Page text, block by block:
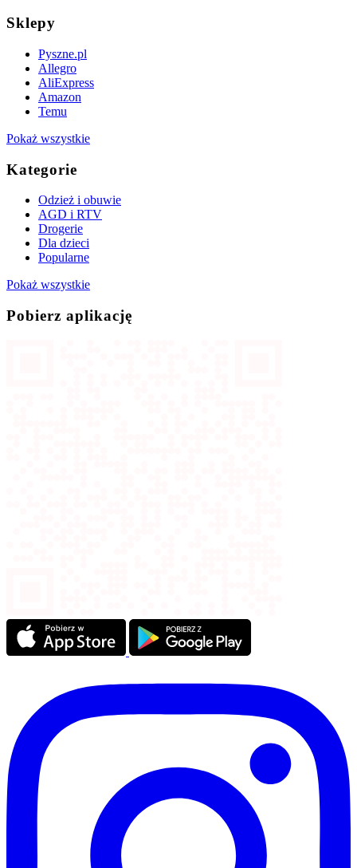
Sklepy
Pyszne.pl
Allegro
AliExpress
Amazon
Temu
Pokaż wszystkie
Kategorie
Odzież i obuwie
AGD i RTV
Drogerie
Dla dzieci
Popularne
Pokaż wszystkie
Pobierz aplikację